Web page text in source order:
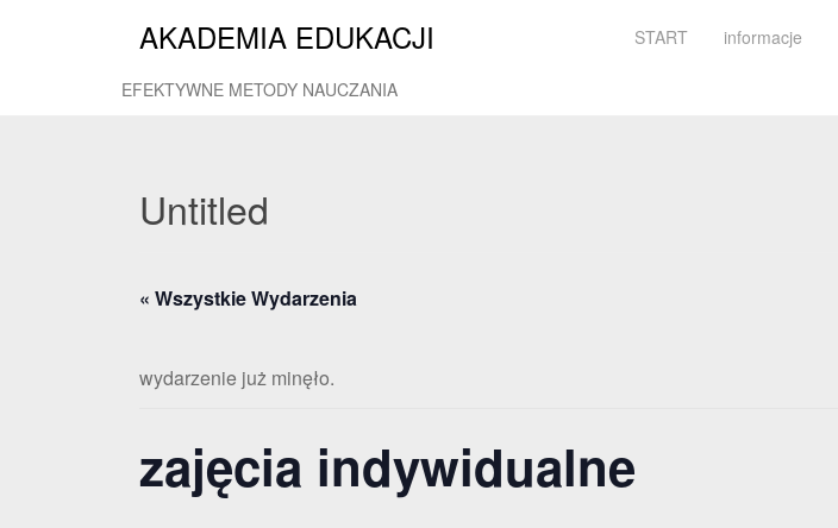
AKADEMIA EDUKACJI
EFEKTYWNE METODY NAUCZANIA
START informacje
Untitled
« Wszystkie Wydarzenia
wydarzenie już minęło.
zajęcia indywidualne